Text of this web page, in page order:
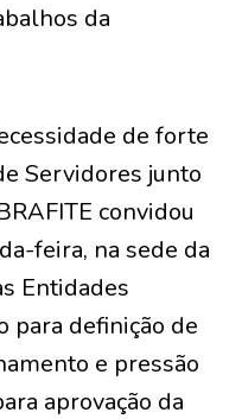
da
de forte
Servidores junto
convidou
feira, na sede da
Entidades
para definição de
e pressão
aprovação da